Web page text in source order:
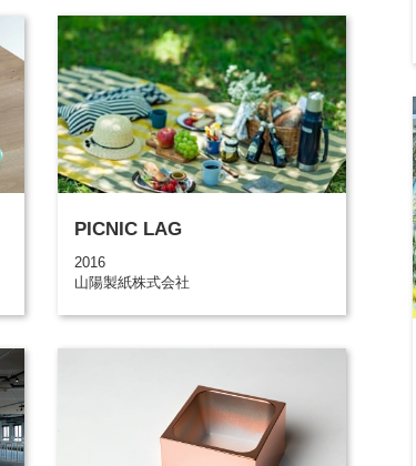
PICNIC LAG
2016
山陽製紙株式会社